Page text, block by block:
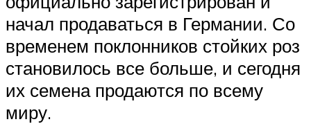
начал продаваться в Германии. Со
временем поклонников стойких роз
становилось все больше, и сегодня
их семена продаются по всему
миру.